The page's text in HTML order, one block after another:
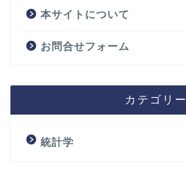
本サイトについて
お問合せフォーム
カテゴリー
統計学